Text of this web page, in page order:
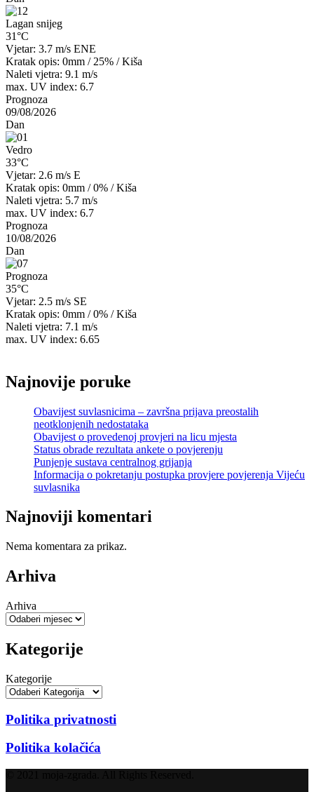
Lagan snijeg
31°C
Vjetar: 3.7 m/s ENE
Kratak opis: 0mm / 25% /Kiša
Naleti vjetra: 9.1 m/s
max. UV index: 6.7
Prognoza
09/08/2026
Dan
Vedro
33°C
Vjetar: 2.6 m/s E
Kratak opis: 0mm /0% /Kiša
Naleti vjetra: 5.7 m/s
max. UV index: 6.7
Prognoza
10/08/2026
Dan
Prognoza
35°C
Vjetar: 2.5 m/s SE
Kratak opis: 0mm /0% /Kiša
Naleti vjetra: 7.1 m/s
max. UV index: 6.65
Najnovije poruke
Obavijest suvlasnicima – završna prijava preostalih
neotklonjenih nedostataka
Obavijest o provedenoj provjeri na licu mjesta
Status obrade rezultata ankete o povjerenju
Punjenje sustava centralnog grijanja
Informacija o pokretanju postupka provjere povjerenja Vijeću
suvlasnika
Najnoviji komentari
Nema komentara za prikaz.
Arhiva
Arhiva
Kategorije
Kategorije
Politika privatnosti
Politika kolačića